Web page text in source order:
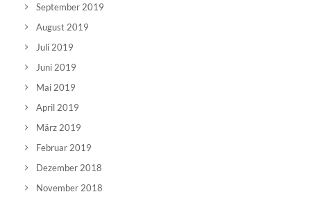
September 2019
August 2019
Juli 2019
Juni 2019
Mai 2019
April 2019
März 2019
Februar 2019
Dezember 2018
November 2018